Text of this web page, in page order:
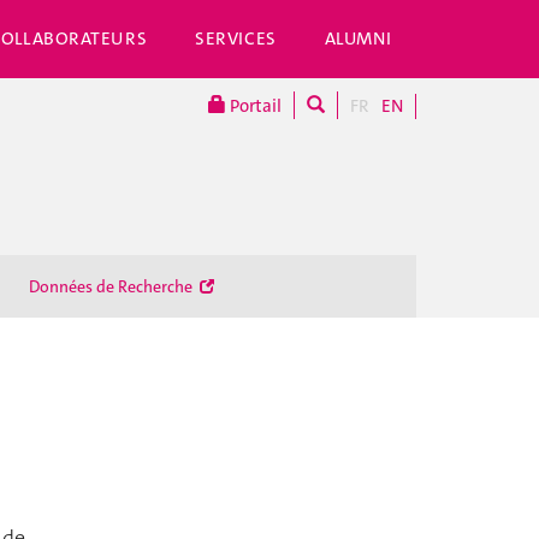
SERVICES ALUMNI
Portail FR EN
Données de Recherche